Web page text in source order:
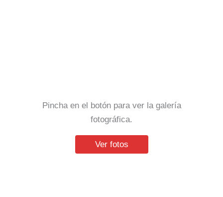
Pincha en el botón para ver la galería
fotográfica.
Ver fotos